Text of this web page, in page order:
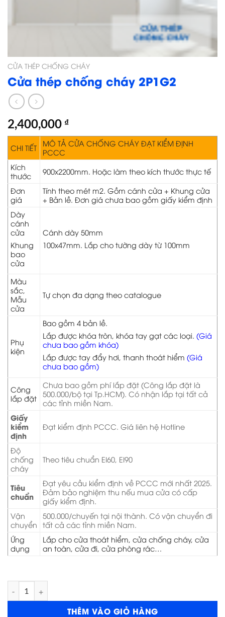
CỬA THÉP CHỐNG CHÁY
Cửa thép chống cháy 2P1G2
2,400,000 ₫
CHI TIẾT
MÔ TẢ CỬA CHỐNG CHÁY ĐẠT KIỂM ĐỊNH
PCCC
Kích
thước
900x2200mm. Hoặc làm theo kích thước thực tế
Đơn
giá
Tính theo mét m2. Gồm cánh cửa + Khung cửa
+ Bản lề. Đơn giá chưa bao gồm giấy kiểm định
Dày
cánh
cửa
Khung
bao
cửa
Cánh dày 50mm
100x47mm. Lắp cho tường dày từ 100mm
Màu
sắc,
Mẫu
cửa
Tự chọn đa dạng theo catalogue
Phụ
kiện
Bao gồm 4 bản lề.
Lắp được khóa tròn, khóa tay gạt các loại. (Giá
chưa bao gồm khóa)
Lắp được tay đẩy hơi, thanh thoát hiểm (Giá
chưa bao gồm)
Công
lắp đặt
Chưa bao gồm phí lắp đặt (Công lắp đặt là
500.000/bộ tại Tp.HCM). Có nhận lắp tại tất cả
các tỉnh miền Nam.
Giấy
kiểm
định
Đạt kiểm định PCCC. Giá liên hệ Hotline
Độ
chống
cháy
Theo tiêu chuẩn EI60, EI90
Tiêu
chuẩn
Đạt yêu cầu kiểm định về PCCC mới nhất 2025.
Đảm bảo nghiệm thu nếu mua cửa có cấp
giấy kiểm định.
Vận
chuyển
500.000/chuyến tại nội thành. Có vận chuyển đi
tất cả các tỉnh miền Nam.
Ứng
dụng
Lắp cho cửa thoát hiểm, cửa chống cháy, cửa
an toàn, cửa đi, cửa phòng rác…
Cửa thép chống cháy 2P1G2 số lượng
THÊM VÀO GIỎ HÀNG